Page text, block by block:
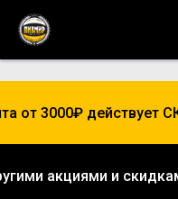
от 3000₽ действует
акциями и